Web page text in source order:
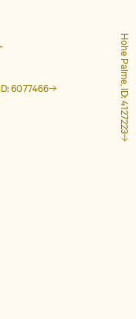
6077466 Hohe Palme, ID: 4127223